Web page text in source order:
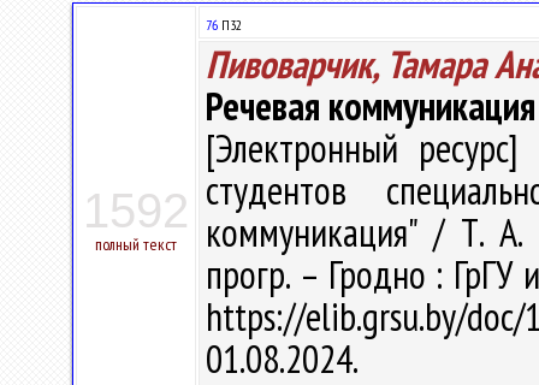
1592
полный текст
76 П32
Пивоварчик, Тамара
Речевая
[Электронный
студентов
коммуникация" / Т. А.
прогр. – Гродно :
https://elib.grsu.by/
01.08.2024.